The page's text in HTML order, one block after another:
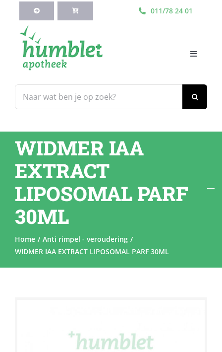
inhoud
011/78 24 01
naar:
Toggle
Webshop
Blog
Diensten
Contacteer Ons
WIDMER IAA
EXTRACT
LIPOSOMAL PARF
30ML
Home
Anti rimpel - veroudering
WIDMER IAA EXTRACT LIPOSOMAL PARF 30ML